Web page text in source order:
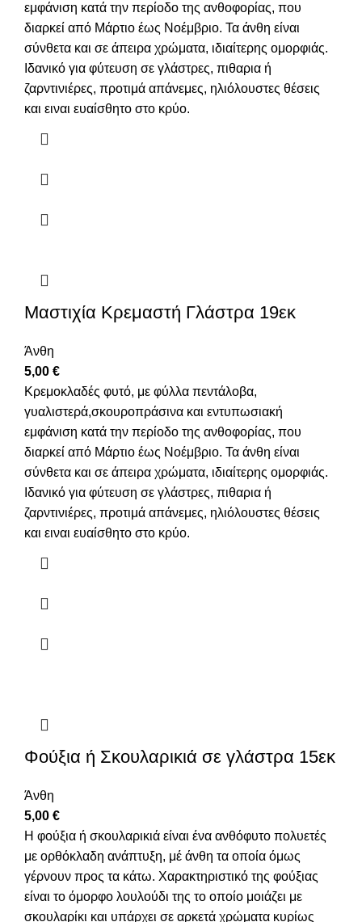
εμφάνιση κατά την περίοδο της ανθοφορίας, που
διαρκεί από Μάρτιο έως Νοέμβριο. Τα άνθη είναι
σύνθετα και σε άπειρα χρώματα, ιδιαίτερης ομορφιάς.
Ιδανικό για φύτευση σε γλάστρες, πιθαρια ή
ζαρντινιέρες, προτιμά απάνεμες, ηλιόλουστες θέσεις
και ειναι ευαίσθητο στο κρύο.
Μαστιχία Κρεμαστή Γλάστρα 19εκ
Άνθη
5,00 €
Κρεμοκλαδές φυτό, με φύλλα πεντάλοβα,
γυαλιστερά,σκουροπράσινα και εντυπωσιακή
εμφάνιση κατά την περίοδο της ανθοφορίας, που
διαρκεί από Μάρτιο έως Νοέμβριο. Τα άνθη είναι
σύνθετα και σε άπειρα χρώματα, ιδιαίτερης ομορφιάς.
Ιδανικό για φύτευση σε γλάστρες, πιθαρια ή
ζαρντινιέρες, προτιμά απάνεμες, ηλιόλουστες θέσεις
και ειναι ευαίσθητο στο κρύο.
Φούξια ή Σκουλαρικιά σε γλάστρα 15εκ
Άνθη
5,00 €
Η φούξια ή σκουλαρικιά είναι ένα ανθόφυτο πολυετές
με ορθόκλαδη ανάπτυξη, μέ άνθη τα οποία όμως
γέρνουν προς τα κάτω. Χαρακτηριστικό της φούξιας
είναι το όμορφο λουλούδι της το οποίο μοιάζει με
σκουλαρίκι και υπάρχει σε αρκετά χρώματα κυρίως